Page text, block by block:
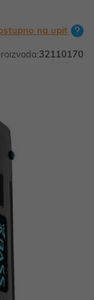
na upit
32110170